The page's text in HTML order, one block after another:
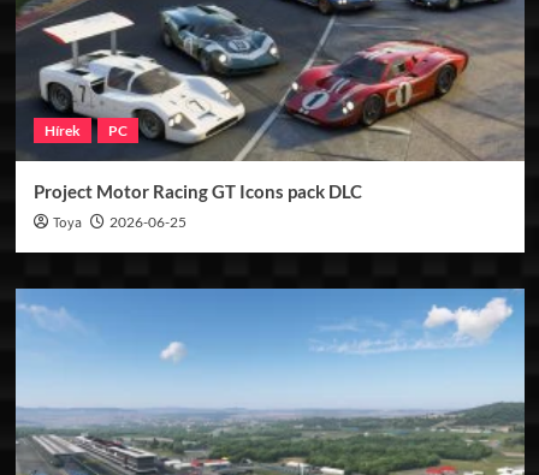
Hírek PC
Project Motor Racing GT Icons pack DLC
Toya 2026-06-25